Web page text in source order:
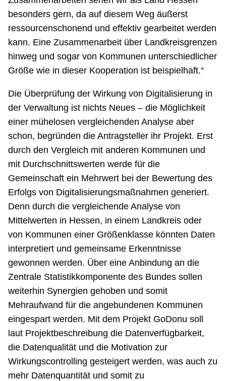
besonders gern, da auf diesem Weg äußerst
ressourcenschonend und effektiv gearbeitet werden
kann. Eine Zusammenarbeit über Landkreisgrenzen
hinweg und sogar von Kommunen unterschiedlicher
Größe wie in dieser Kooperation ist beispielhaft.“
Die Überprüfung der Wirkung von Digitalisierung in
der Verwaltung ist nichts Neues – die Möglichkeit
einer mühelosen vergleichenden Analyse aber
schon, begründen die Antragsteller ihr Projekt. Erst
durch den Vergleich mit anderen Kommunen und
mit Durchschnittswerten werde für die
Gemeinschaft ein Mehrwert bei der Bewertung des
Erfolgs von Digitalisierungsmaßnahmen generiert.
Denn durch die vergleichende Analyse von
Mittelwerten in Hessen, in einem Landkreis oder
von Kommunen einer Größenklasse könnten Daten
interpretiert und gemeinsame Erkenntnisse
gewonnen werden. Über eine Anbindung an die
Zentrale Statistikkomponente des Bundes sollen
weiterhin Synergien gehoben und somit
Mehraufwand für die angebundenen Kommunen
eingespart werden. Mit dem Projekt GoDonu soll
laut Projektbeschreibung die Datenverfügbarkeit,
die Datenqualität und die Motivation zur
Wirkungscontrolling gesteigert werden, was auch zu
mehr Datenquantität und somit zu